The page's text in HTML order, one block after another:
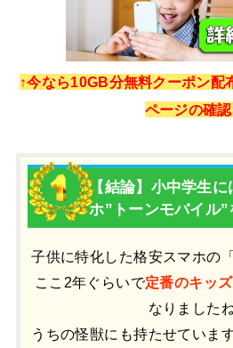
↑今なら10GB分無料クーポン配
ページの確
【結論】小中学生
ホ”トーンモバイル”
子供に特化した格安スマホの
ここ2年ぐらいで定番のキッ
なりましたね
うちの怪獣にも持たせています